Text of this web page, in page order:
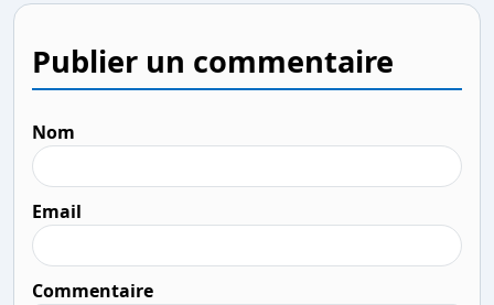
Publier un commentaire
Nom
Email
Commentaire